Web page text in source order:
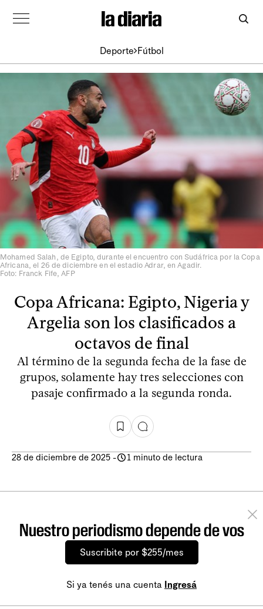
Deporte Fútbol
Mohamed Salah, de Egipto, durante el encuentro con Sudáfrica por la Copa
Africana, el 26 de diciembre en el estadio Adrar, en Agadir.
Foto: Franck Fife, AFP
Copa Africana: Egipto, Nigeria y
Argelia son los clasificados a
octavos de final
Al término de la segunda fecha de la fase de
grupos, solamente hay tres selecciones con
pasaje confirmado a la segunda ronda.
28 de diciembre de 2025 - 1 minuto de lectura
Nuestro periodismo depende de vos
Suscribite por $255/mes
Si ya tenés una cuenta Ingresá